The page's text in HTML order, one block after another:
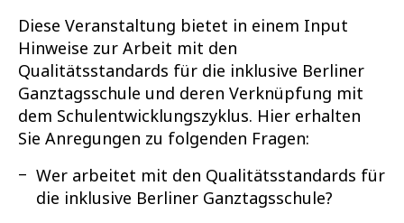
Diese Veranstaltung bietet in einem Input
Hinweise zur Arbeit mit den
Qualitätsstandards für die inklusive Berliner
Ganztagsschule und deren Verknüpfung mit
dem Schulentwicklungszyklus. Hier erhalten
Sie Anregungen zu folgenden Fragen:
Wer arbeitet mit den Qualitätsstandards für
die inklusive Berliner Ganztagsschule?